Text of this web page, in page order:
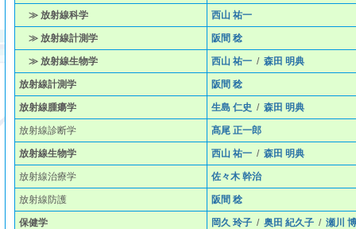
≫ 放射線科学 西山 祐一
≫ 放射線計測学 阪間 稔
≫ 放射線生物学 西山 祐一/ 森田 明典
放射線計測学 阪間 稔
放射線腫瘍学 生島 仁史 / 森田 明典
放射線診断学 髙尾 正一郎
放射線生物学 西山 祐一/ 森田 明典
放射線治療学 佐々木 幹治
放射線防護 阪間 稔
保健学 岡久 玲子/ 奥田 紀久子/ 瀬川